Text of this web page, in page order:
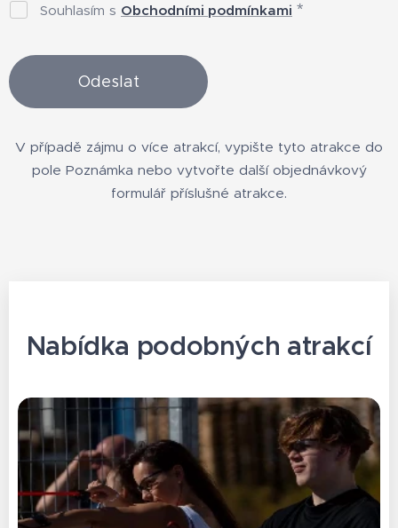
Souhlasím s Obchodními podmínkami
Odeslat
V případě zájmu o více atrakcí, vypište tyto atrakce do
pole Poznámka nebo vytvořte další objednávkový
formulář příslušné atrakce.
Nabídka podobných atrakcí